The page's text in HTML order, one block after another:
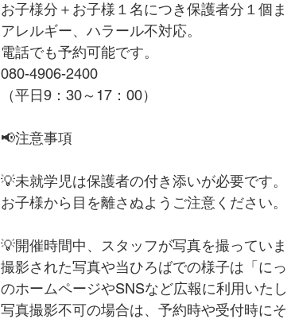
お子様分＋お子様１名につき保護者分１個ま
アレルギー、ハラール不対応。
電話でも予約可能です。
080-4906-2400
（平日9：30～17：00）
📢注意事項
💡未就学児は保護者の付き添いが必要です。
お子様から目を離さぬようご注意ください。
💡開催時間中、スタッフが写真を撮っていま
撮影された写真や当ひろばでの様子は「に
のホームページやSNSなど広報に利用いたし
写真撮影不可の場合は、予約時や受付時に